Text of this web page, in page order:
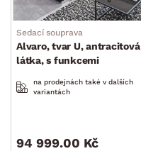
Sedací souprava
Alvaro, tvar U, antracitová
látka, s funkcemi
na prodejnách také v dalších
variantách
94 999.00 Kč